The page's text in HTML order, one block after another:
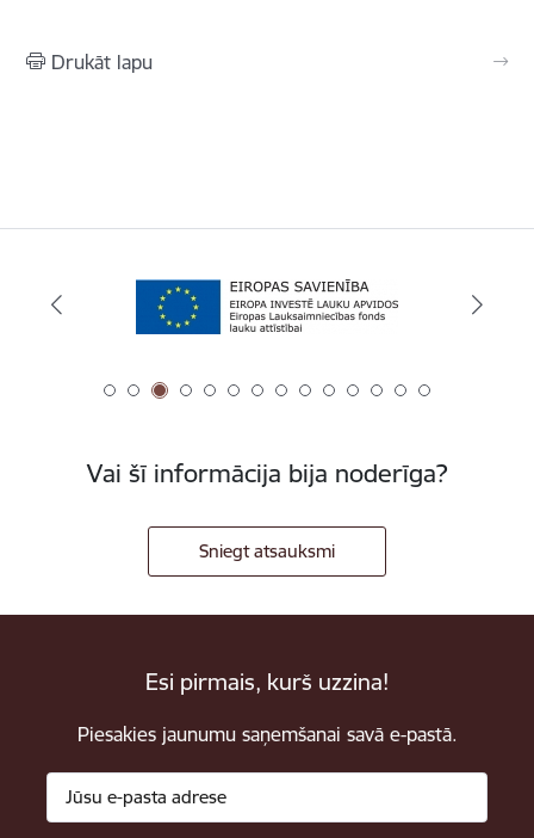
Drukāt lapu
Vai šī informācija bija noderīga?
Sniegt atsauksmi
Esi pirmais, kurš uzzina!
Piesakies jaunumu saņemšanai savā e-pastā.